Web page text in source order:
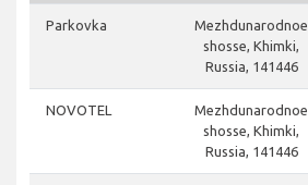
Parkovka
Mezhdunarodnoe
shosse, Khimki,
Russia, 141446
NOVOTEL
Mezhdunarodnoe
shosse, Khimki,
Russia, 141446